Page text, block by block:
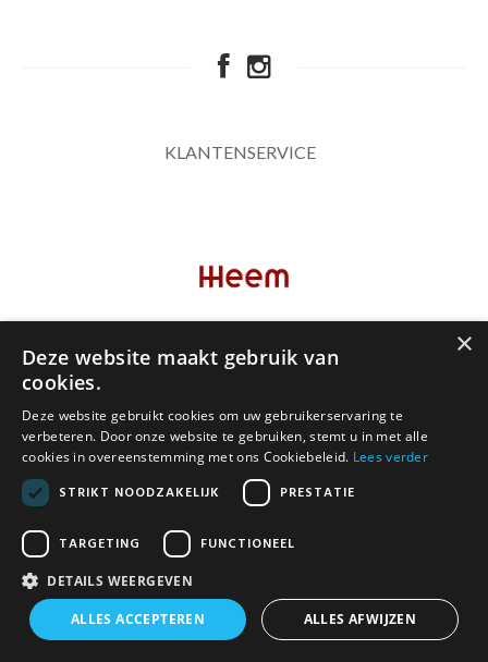
KLANTENSERVICE
NEWSLETTER
© 2026 www.heemstore.be | Powered by
×
Deze website maakt gebruik van
cookies.
Deze website gebruikt cookies om uw gebruikerservaring te
verbeteren. Door onze website te gebruiken, stemt u in met alle
cookies in overeenstemming met ons Cookiebeleid. Lees verder
STRIKT NOODZAKELIJK PRESTATIE
TARGETING FUNCTIONEEL
DETAILS WEERGEVEN
ALLES ACCEPTEREN ALLES AFWIJZEN